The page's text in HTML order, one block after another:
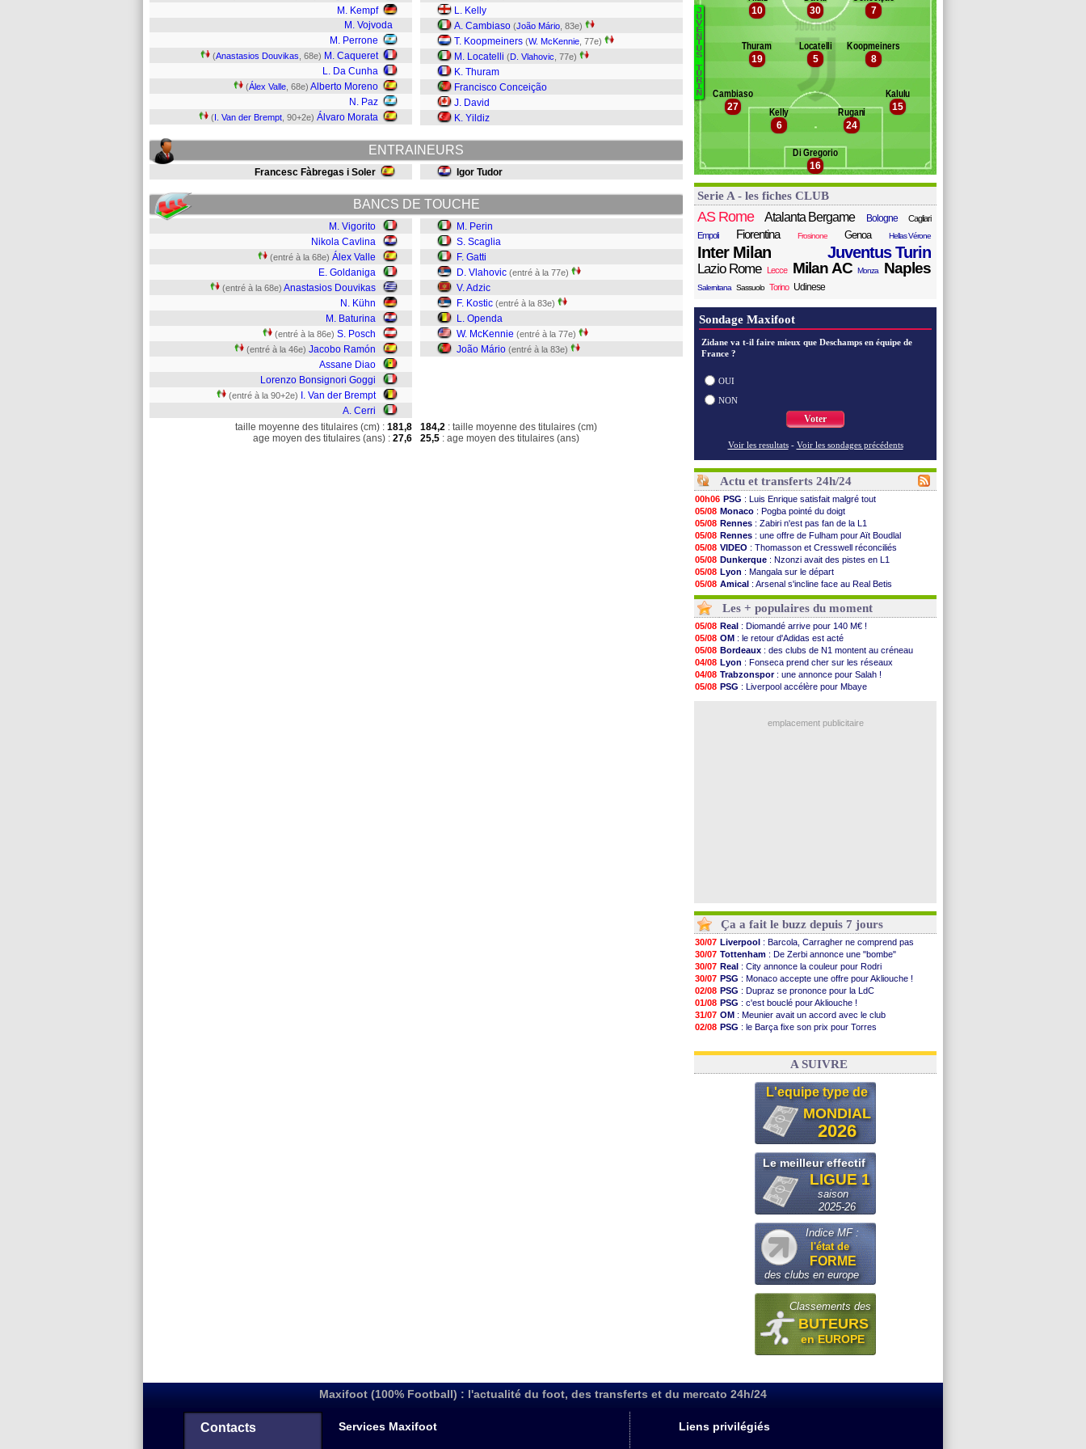
M. Kempf
M. Vojvoda
M. Perrone
(Anastasios Douvikas , 68e) M. Caqueret
L. Da Cunha
(Álex Valle , 68e) Alberto Moreno
N. Paz
(I. Van der Brempt , 90+2e) Álvaro Morata
L. Kelly
A. Cambiaso (João Mário , 83e)
T. Koopmeiners (W. McKennie , 77e)
M. Locatelli (D. Vlahovic , 77e)
K. Thuram
Francisco Conceição
J. David
K. Yildiz
ENTRAINEURS
Francesc Fàbregas i Soler Igor Tudor
BANCS DE TOUCHE
M. Vigorito
Nikola Cavlina
(entré à la 68e) Álex Valle
E. Goldaniga
(entré à la 68e) Anastasios Douvikas
N. Kühn
M. Baturina
(entré à la 86e) S. Posch
(entré à la 46e) Jacobo Ramón
Assane Diao
Lorenzo Bonsignori Goggi
(entré à la 90+2e)
I. Van der Brempt
A. Cerri
M. Perin
S. Scaglia
F. Gatti
D. Vlahovic (entré à la 77e)
V. Adzic
F. Kostic (entré à la 83e)
L. Openda
W. McKennie (entré à la 77e)
João Mário (entré à la 83e)
taille moyenne des titulaires (cm) : 181,8
age moyen des titulaires (ans) : 27,6
184,2 : taille moyenne des titulaires (cm)
25,5 : age moyen des titulaires (ans)
Baturina
Douvikas
Goldaniga
Cavlina
Vigorito
Banc des remplaçants Juventus Turin
McKennie
Openda
Adzic
Vlahovic
J
U
V
E
N
U
S
T
U
R
I
N
16
Di Gregorio
24
Rugani
6
Kelly 15
Kalulu
27
Cambiaso
8
Koopmeiners
5
Locatelli
19
Thuram
7
30
10
Serie A - les fiches CLUB
AS Rome Atalanta Bergame Bologne
Cagliari
Empoli
Fiorentina Frosinone Genoa Hellas Vérone
Inter Milan Juventus Turin
Lazio Rome Lecce Milan AC Monza Naples
Salernitana Sassuolo Torino Udinese
Sondage Maxifoot
Zidane va t-il faire mieux que Deschamps en équipe de
France ?
OUI
NON
Voter
Voir les resultats - Voir les sondages précédents
Actu et transferts 24h/24
00h06 PSG : Luis Enrique satisfait malgré tout
05/08 Monaco : Pogba pointé du doigt
05/08 Rennes : Zabiri n'est pas fan de la L1
05/08 Rennes : une offre de Fulham pour Aït Boudlal
05/08 VIDEO : Thomasson et Cresswell réconciliés
05/08 Dunkerque : Nzonzi avait des pistes en L1
05/08 Lyon : Mangala sur le départ
05/08 Amical : Arsenal s'incline face au Real Betis
05/08 Amical: lourde défaite pour le PSG
05/08
Man City: Maresca flou pour Reijnders
05/08 LdC: Fenerbahçe prend une belle option
05/08 Al-Diriyah: Mbemba arrive libre (officiel)
05/08 Atletico: le plan d'Alvarez à son retour
05/08 Amical: premier succès pour Brest
05/08 VIDEO: le joli but de Greenwood avec le Fener !
05/08 CdM 2030: une promesse d'Infantino au Maroc ...
05/08 PSG : la compo pour le premier match amical
: l'OM domine Al-Shahaniya
Les + populaires du moment
05/08 Real : Diomandé arrive pour 140 M€ !
05/08 OM : le retour d'Adidas est acté
05/08 Bordeaux : des clubs de N1 montent au créneau
04/08 Lyon : Fonseca prend cher sur les réseaux
04/08 Trabzonspor : une annonce pour Salah !
05/08 PSG : Liverpool accélère pour Mbaye
emplacement publicitaire
Ça a fait le buzz depuis 7 jours
30/07 Liverpool : Barcola, Carragher ne comprend pas
30/07 Tottenham : De Zerbi annonce une "bombe"
30/07 Real : City annonce la couleur pour Rodri
30/07 PSG : Monaco accepte une offre pour Akliouche !
02/08 PSG : Dupraz se prononce pour la LdC
01/08 PSG : c'est bouclé pour Akliouche !
31/07 OM : Meunier avait un accord avec le club
02/08 PSG : le Barça fixe son prix pour Torres
01/08 Barça: Torres souhaite rejoindre le PSG !
A SUIVRE
L'equipe type de
MONDIAL
2026
Le meilleur effectif
LIGUE 1
saison
2025-26
Indice MF :
l'état de
FORME
des clubs en europe
Classements des
BUTEURS
en EUROPE
Maxifoot (100% Football) : l'actualité du foot, des transferts et du mercato 24h/24
Contacts Services Maxifoot Liens privilégiés